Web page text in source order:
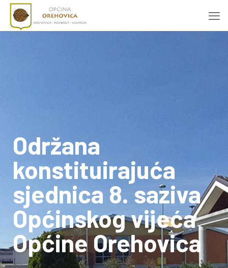
Održana
konstituirajuća
sjednica 8. saziva
Općinskog vijeća
Općine Orehovica